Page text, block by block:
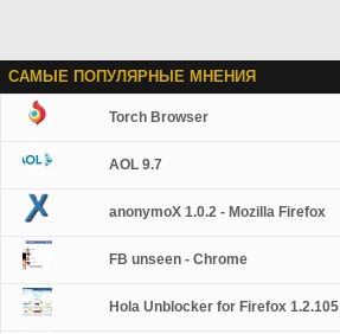
САМЫЕ ПОПУЛЯРНЫЕ МНЕНИЯ
Torch Browser
AOL 9.7
anonymoX 1.0.2 - Mozilla Firefox
FB unseen - Chrome
Hola Unblocker for Firefox 1.2.105